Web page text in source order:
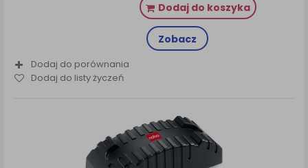
Dodaj do koszyka
Zobacz
Dodaj do porównania
Dodaj do listy życzeń